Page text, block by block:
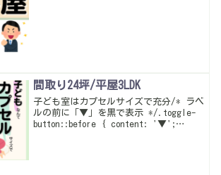
間取り24坪/平屋3LDK
子ども室はカプセルサイズで充分/* ラベ
ルの前に「▼」を黒で表示 */.toggle-
button::before { content: '▼';